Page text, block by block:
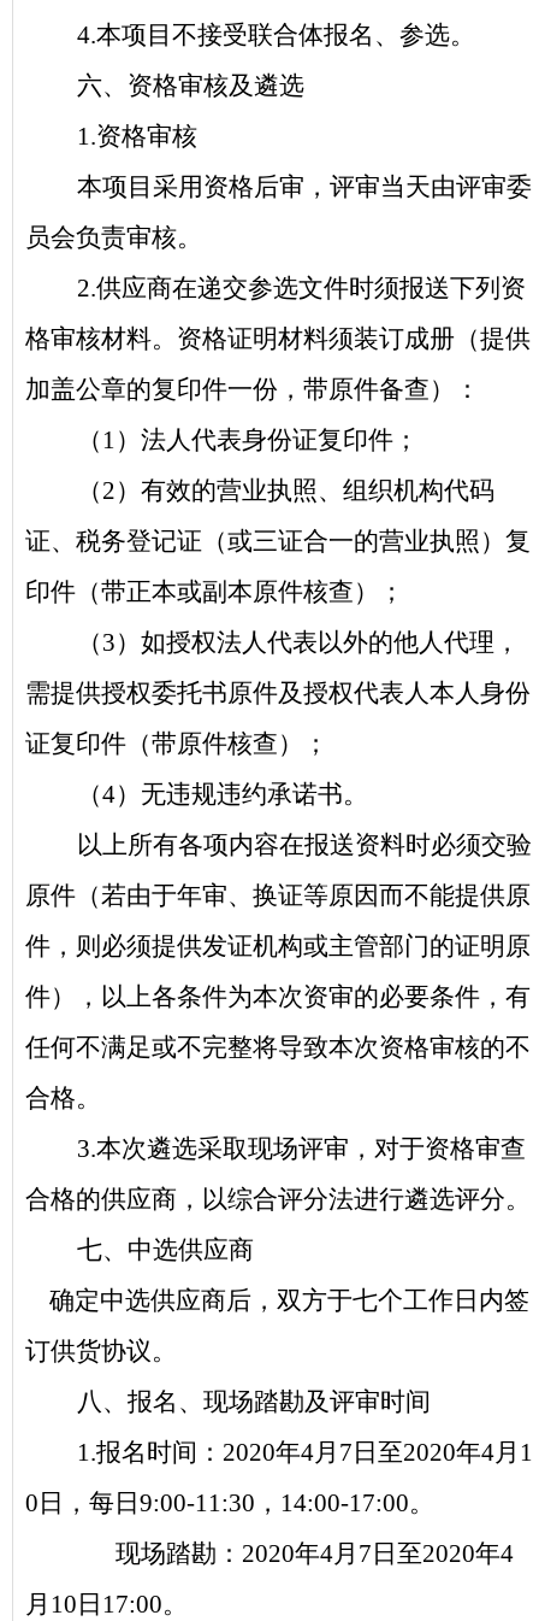
4.本项目不接受联合体报名、参选。
六、资格审核及遴选
1.资格审核
本项目采用资格后审，评审当天由评审委
员会负责审核。
2.供应商在递交参选文件时须报送下列资
格审核材料。资格证明材料须装订成册（提供
加盖公章的复印件一份，带原件备查）：
（1）法人代表身份证复印件；
（2）有效的营业执照、组织机构代码
证、税务登记证（或三证合一的营业执照）复
印件（带正本或副本原件核查）；
（3）如授权法人代表以外的他人代理，
需提供授权委托书原件及授权代表人本人身份
证复印件（带原件核查）；
（4）无违规违约承诺书。
以上所有各项内容在报送资料时必须交验
原件（若由于年审、换证等原因而不能提供原
件，则必须提供发证机构或主管部门的证明原
件），以上各条件为本次资审的必要条件，有
任何不满足或不完整将导致本次资格审核的不
合格。
3.本次遴选采取现场评审，对于资格审查
合格的供应商，以综合评分法进行遴选评分。
七、中选供应商
确定中选供应商后，双方于七个工作日内签
订供货协议。
八、报名、现场踏勘及评审时间
1.报名时间：2020年4月7日至2020年4月1
0日，每日9:00-11:30，14:00-17:00。
现场踏勘：2020年4月7日至2020年4
月10日17:00。